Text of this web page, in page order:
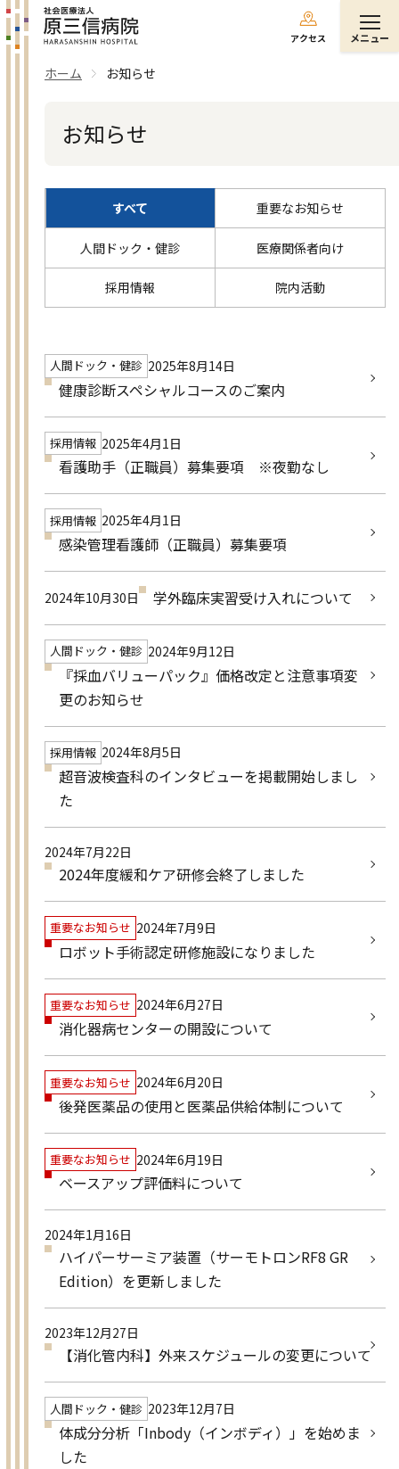
アクセス メニュー
ホーム お知らせ
お知らせ
すべて 重要なお知らせ
人間ドック・健診 医療関係者向け
採用情報 院内活動
人間ドック・健診 2025年8月14日
健康診断スペシャルコースのご案内
採用情報 2025年4月1日
看護助手（正職員）募集要項 ※夜勤なし
採用情報 2025年4月1日
感染管理看護師（正職員）募集要項
2024年10月30日 学外臨床実習受け入れについて
人間ドック・健診 2024年9月12日
『採血バリューパック』価格改定と注意事項変
更のお知らせ
採用情報 2024年8月5日
超音波検査科のインタビューを掲載開始しまし
た
2024年7月22日
2024年度緩和ケア研修会終了しました
重要なお知らせ 2024年7月9日
ロボット手術認定研修施設になりました
重要なお知らせ 2024年6月27日
消化器病センターの開設について
重要なお知らせ 2024年6月20日
後発医薬品の使用と医薬品供給体制について
重要なお知らせ 2024年6月19日
ベースアップ評価料について
2024年1月16日
ハイパーサーミア装置（サーモトロンRF8 GR
Edition）を更新しました
2023年12月27日
【消化管内科】外来スケジュールの変更について
人間ドック・健診 2023年12月7日
体成分分析「Inbody（インボディ）」を始めま
した